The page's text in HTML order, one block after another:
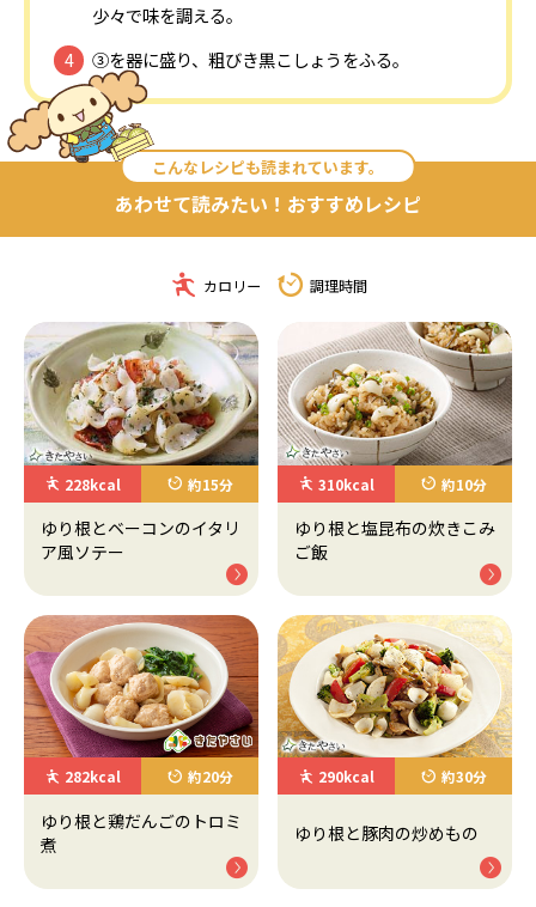
少々で味を調える。
③を器に盛り、粗びき黒こしょうをふる。
こんなレシピも読まれています。
あわせて読みたい！おすすめレシピ
カロリー 調理時間
228kcal 約15分
ゆり根とベーコンのイタリ
ア風ソテー
310kcal 約10分
ゆり根と塩昆布の炊きこみ
ご飯
282kcal 約20分
ゆり根と鶏だんごのトロミ
煮
290kcal 約30分
ゆり根と豚肉の炒めもの